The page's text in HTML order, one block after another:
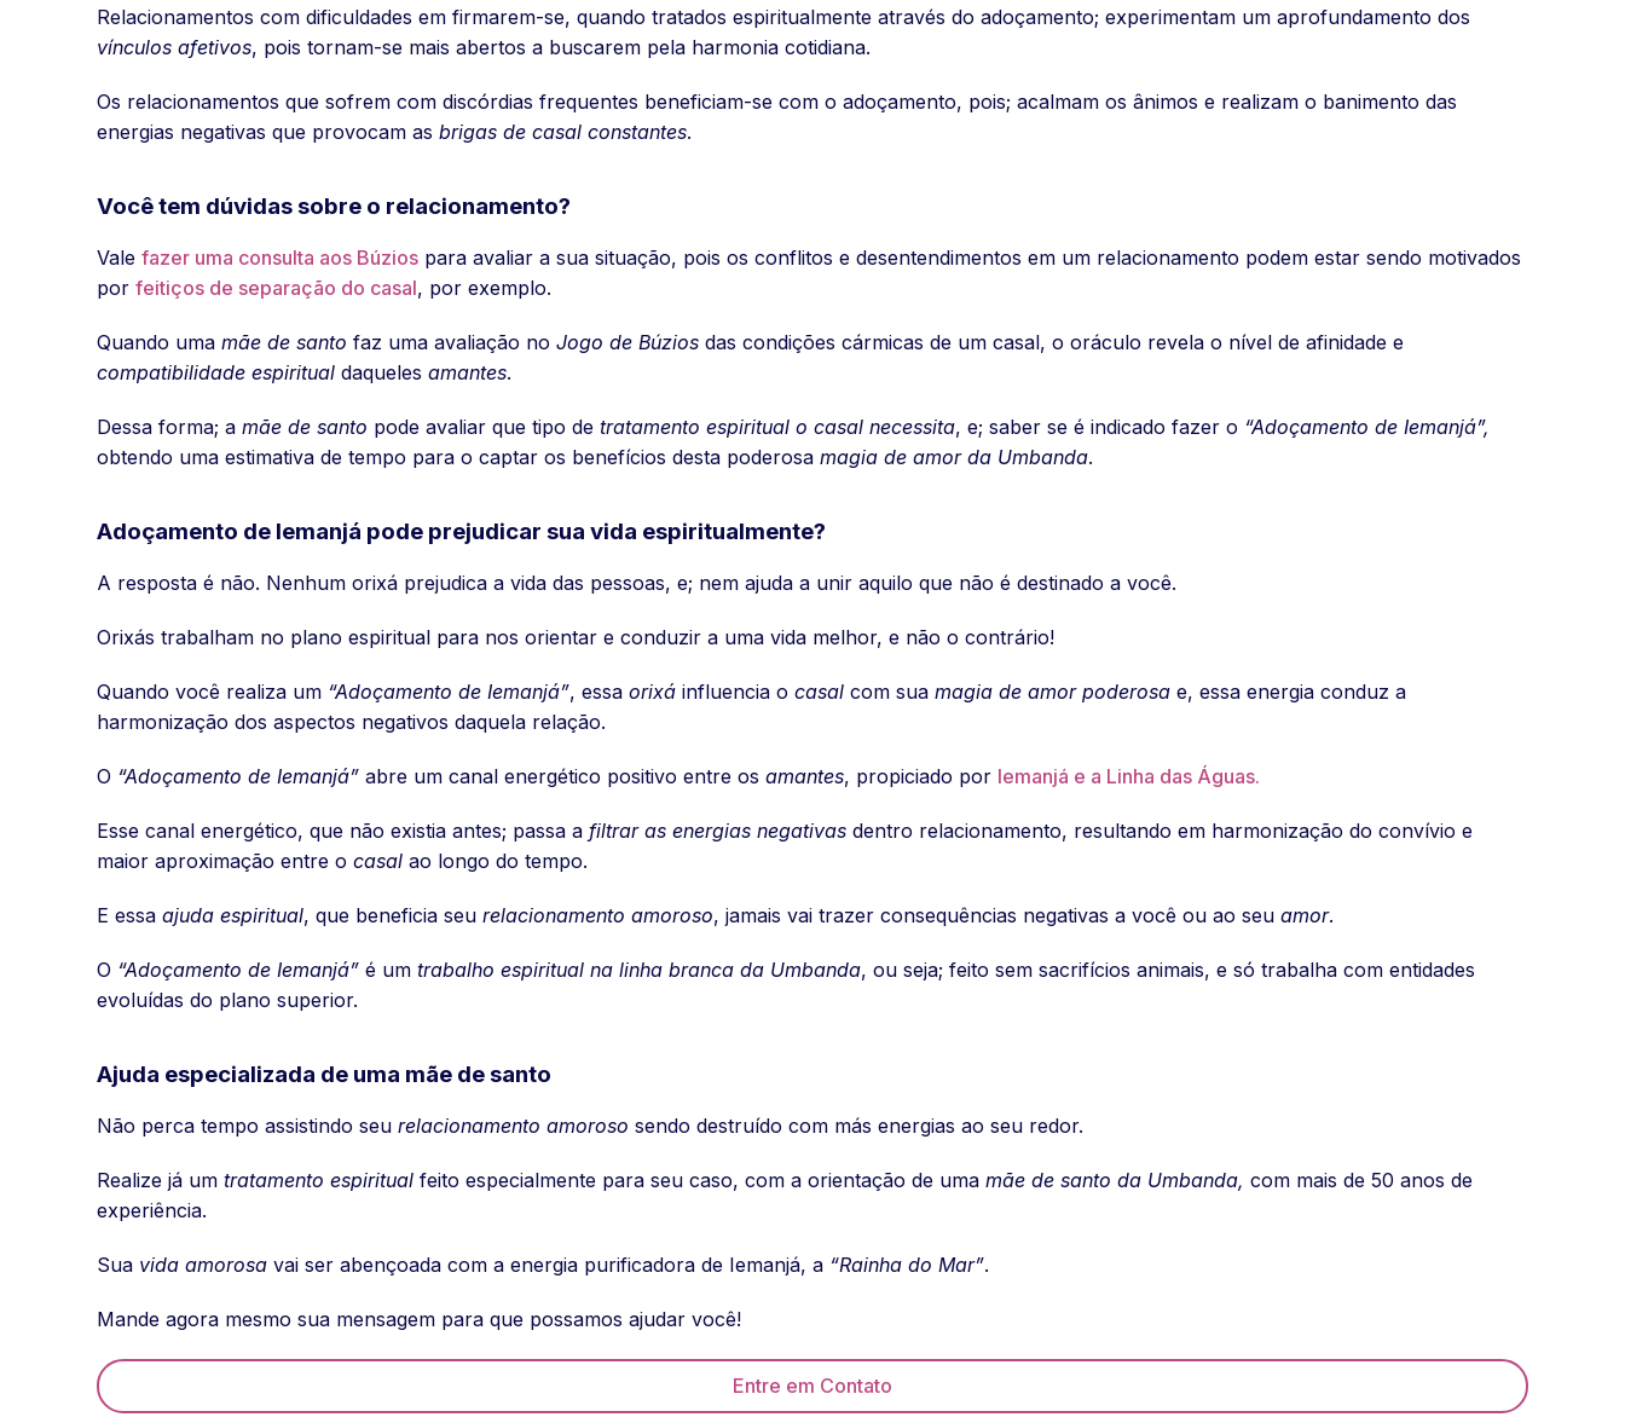
Relacionamentos com dificuldades em firmarem-se, quando tratados espiritualmente através do adoçamento; experimentam um aprofundamento dos
vínculos afetivos, pois tornam-se mais abertos a buscarem pela harmonia cotidiana.
Os relacionamentos que sofrem com discórdias frequentes beneficiam-se com o adoçamento, pois; acalmam os ânimos e realizam o banimento das
energias negativas que provocam as brigas de casal constantes.
Você tem dúvidas sobre o relacionamento?
Vale fazer uma consulta aos Búzios para avaliar a sua situação, pois os conflitos e desentendimentos em um relacionamento podem estar sendo motivados
por feitiços de separação do casal, por exemplo.
Quando uma mãe de santo faz uma avaliação no Jogo de Búzios das condições cármicas de um casal, o oráculo revela o nível de afinidade e
compatibilidade espiritual daqueles amantes.
Dessa forma; a mãe de santo pode avaliar que tipo de tratamento espiritual o casal necessita, e; saber se é indicado fazer o “Adoçamento de Iemanjá”,
obtendo uma estimativa de tempo para o captar os benefícios desta poderosa magia de amor da Umbanda.
Adoçamento de Iemanjá pode prejudicar sua vida espiritualmente?
A resposta é não. Nenhum orixá prejudica a vida das pessoas, e; nem ajuda a unir aquilo que não é destinado a você.
Orixás trabalham no plano espiritual para nos orientar e conduzir a uma vida melhor, e não o contrário!
Quando você realiza um “Adoçamento de Iemanjá”, essa orixá influencia o casal com sua magia de amor poderosa e, essa energia conduz a
harmonização dos aspectos negativos daquela relação.
O “Adoçamento de Iemanjá” abre um canal energético positivo entre os amantes, propiciado por Iemanjá e a Linha das Águas.
Esse canal energético, que não existia antes; passa a filtrar as energias negativas dentro relacionamento, resultando em harmonização do convívio e
maior aproximação entre o casal ao longo do tempo.
E essa ajuda espiritual, que beneficia seu relacionamento amoroso, jamais vai trazer consequências negativas a você ou ao seu amor.
O “Adoçamento de Iemanjá” é um trabalho espiritual na linha branca da Umbanda, ou seja; feito sem sacrifícios animais, e só trabalha com entidades
evoluídas do plano superior.
Ajuda especializada de uma mãe de santo
Não perca tempo assistindo seu relacionamento amoroso sendo destruído com más energias ao seu redor.
Realize já um tratamento espiritual feito especialmente para seu caso, com a orientação de uma mãe de santo da Umbanda, com mais de 50 anos de
experiência.
Sua vida amorosa vai ser abençoada com a energia purificadora de Iemanjá, a “Rainha do Mar”.
Mande agora mesmo sua mensagem para que possamos ajudar você!
Entre em Contato